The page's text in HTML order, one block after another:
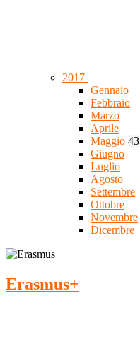
2017
Gennaio
Febbraio
Marzo
Aprile
Maggio 43
Giugno
Luglio
Agosto
Settembre
Ottobre
Novembre
Dicembre
Erasmus+